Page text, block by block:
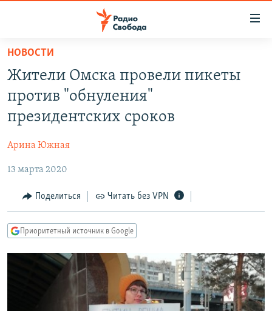
упрощенного
доступа
основному
Вернутся
навигации
Вернутся
поиску
ПОДКАСТЫ
АВТОРСКИЕ ПРОЕКТЫ
МНЕНИЯ
КУЛЬТУРА
IDEL.РЕАЛИИ
СЕВЕР.РЕАЛИИ
СИБИРЬ.РЕАЛИИ
РАСПИСАНИЕ ВЕЩАНИЯ
ПОДПИШИТЕСЬ НА РАССЫЛКУ
НОВОСТИ
Жители Омска провели пикеты
против "обнуления"
президентских сроков
Арина Южная
13 марта 2020
Поделиться Читать без VPN
Приоритетный источник в Google